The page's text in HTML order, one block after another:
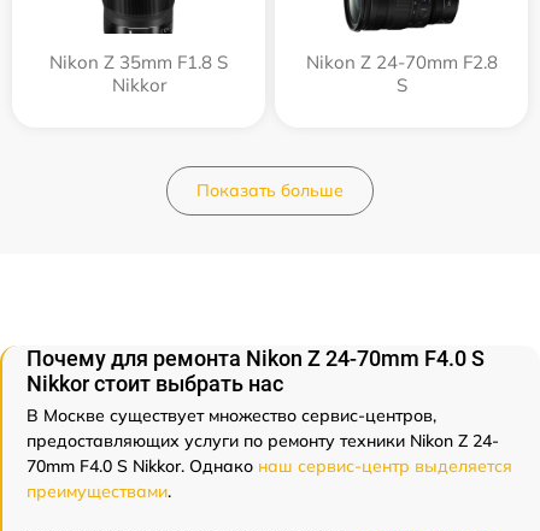
Nikon Z 35mm F1.8 S
Nikkor
Nikon Z 24-70mm F2.8
S
Показать больше
Почему для ремонта Nikon Z 24-70mm F4.0 S
Nikkor стоит выбрать нас
В Москве существует множество сервис-центров,
предоставляющих услуги по ремонту техники Nikon Z 24-
70mm F4.0 S Nikkor. Однако наш сервис-центр выделяется
преимуществами.